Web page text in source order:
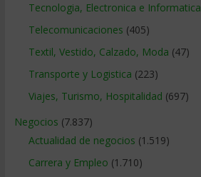
Tecnologia, Electronica e Informatica
Telecomunicaciones (405)
Textil, Vestido, Calzado, Moda (47)
Transporte y Logistica (223)
Viajes, Turismo, Hospitalidad (697)
Negocios (7.837)
Actualidad de negocios (1.519)
Carrera y Empleo (1.710)